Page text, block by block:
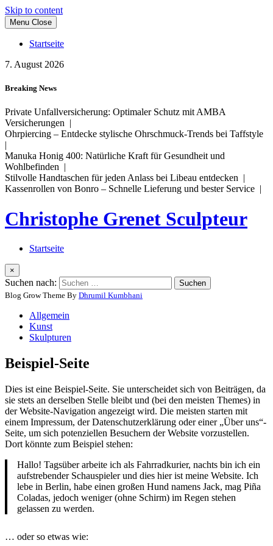
Skip to content
Menu Close
Startseite
7. August 2026
Breaking News
Private Unfallversicherung: Optimaler Schutz mit AMBA
Versicherungen |
Ohrpiercing – Entdecke stylische Ohrschmuck-Trends bei Taffstyle
|
Manuka Honig 400: Natürliche Kraft für Gesundheit und
Wohlbefinden |
Stilvolle Handtaschen für jeden Anlass bei Libeau entdecken |
Kassenrollen von Bonro – Schnelle Lieferung und bester Service |
Christophe Grenet Sculpteur
Startseite
×
Suchen nach:
Blog Grow Theme By Dhrumil Kumbhani
Allgemein
Kunst
Skulpturen
Beispiel-Seite
Dies ist eine Beispiel-Seite. Sie unterscheidet sich von Beiträgen, da
sie stets an derselben Stelle bleibt und (bei den meisten Themes) in
der Website-Navigation angezeigt wird. Die meisten starten mit
einem Impressum, der Datenschutzerklärung oder einer „Über uns“-
Seite, um sich potenziellen Besuchern der Website vorzustellen.
Dort könnte zum Beispiel stehen:
Hallo! Tagsüber arbeite ich als Fahrradkurier, nachts bin ich ein
aufstrebender Schauspieler und dies hier ist meine Website. Ich
lebe in Berlin, habe einen großen Hund namens Jack, mag Piña
Coladas, jedoch weniger (ohne Schirm) im Regen stehen
gelassen zu werden.
… oder so etwas wie: